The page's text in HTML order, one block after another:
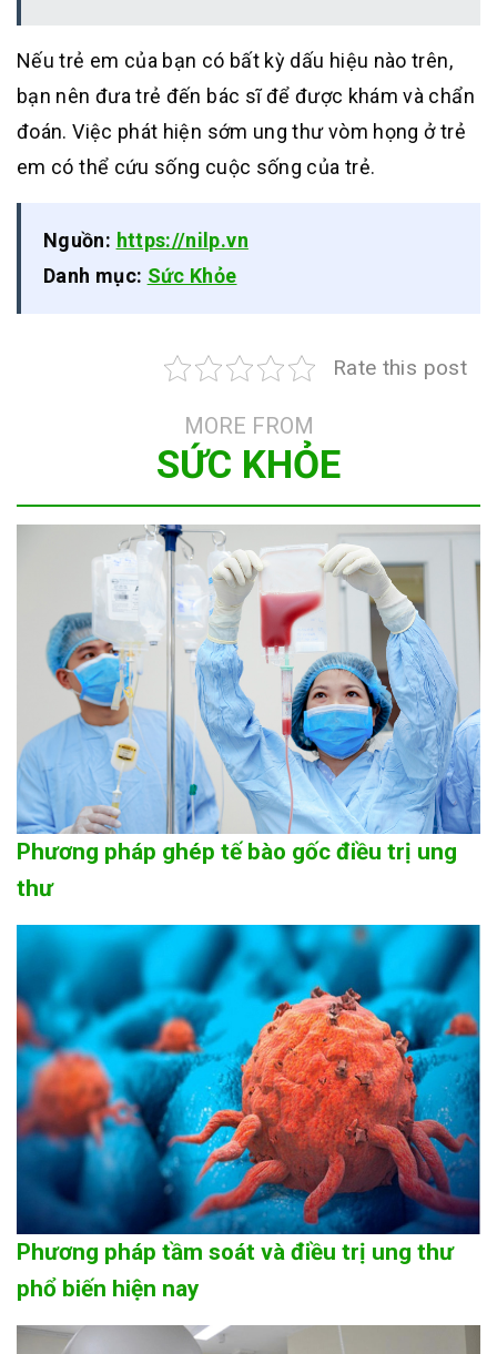
Nếu trẻ em của bạn có bất kỳ dấu hiệu nào trên,
bạn nên đưa trẻ đến bác sĩ để được khám và chẩn
đoán. Việc phát hiện sớm ung thư vòm họng ở trẻ
em có thể cứu sống cuộc sống của trẻ.
Nguồn: https://nilp.vn
Danh mục: Sức Khỏe
Rate this post
MORE FROM
SỨC KHỎE
Phương pháp ghép tế bào gốc điều trị ung
thư
Phương pháp tầm soát và điều trị ung thư
phổ biến hiện nay